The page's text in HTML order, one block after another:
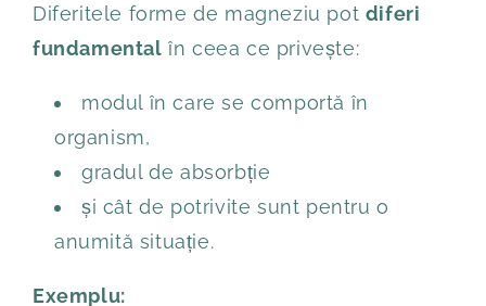
Diferitele forme de magneziu pot diferi
fundamental în ceea ce privește:
modul în care se comportă în
organism,
gradul de absorbție
și cât de potrivite sunt pentru o
anumită situație.
Exemplu: